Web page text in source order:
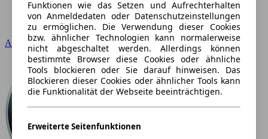
Audi
Funktionen wie das Setzen und Aufrechterhalten
von Anmeldedaten oder Datenschutzeinstellungen
zu ermöglichen. Die Verwendung dieser Cookies
bzw. ähnlicher Technologien kann normalerweise
nicht abgeschaltet werden. Allerdings können
bestimmte Browser diese Cookies oder ähnliche
Tools blockieren oder Sie darauf hinweisen. Das
Blockieren dieser Cookies oder ähnlicher Tools kann
die Funktionalität der Webseite beeinträchtigen.
Erweiterte Seitenfunktionen